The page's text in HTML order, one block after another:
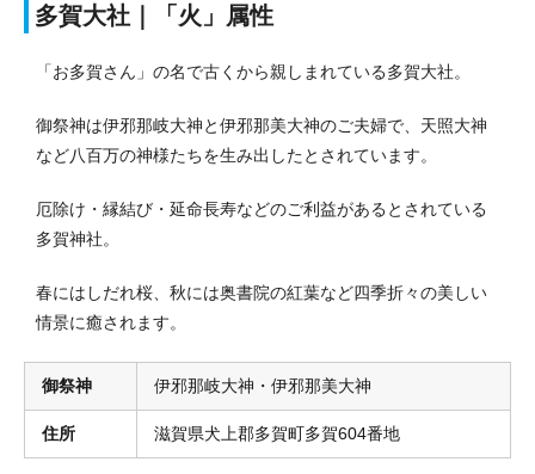
多賀大社｜「火」属性
「お多賀さん」の名で古くから親しまれている多賀大社。
御祭神は伊邪那岐大神と伊邪那美大神のご夫婦で、天照大神
など八百万の神様たちを生み出したとされています。
厄除け・縁結び・延命長寿などのご利益があるとされている
多賀神社。
春にはしだれ桜、秋には奥書院の紅葉など四季折々の美しい
情景に癒されます。
御祭神 伊邪那岐大神・伊邪那美大神
住所 滋賀県犬上郡多賀町多賀604番地